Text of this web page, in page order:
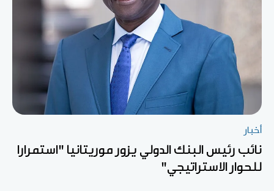
أخبار
نائب رئيس البنك الدولي يزور موريتانيا "استمرارا
للحوار الاستراتيجي"